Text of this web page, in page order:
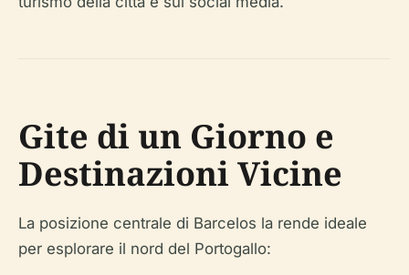
Gite di un Giorno e
Destinazioni Vicine
La posizione centrale di Barcelos la rende ideale
per esplorare il nord del Portogallo: